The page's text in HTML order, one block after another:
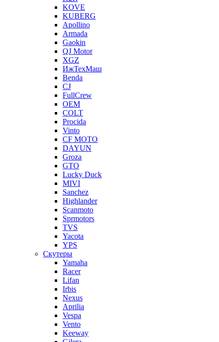
KOVE
KUBERG
Apollino
Armada
Gaokin
QJ Motor
XGZ
ИжТехМаш
Benda
CJ
FullCrew
OEM
COLT
Procida
Vinto
CF MOTO
DAYUN
Groza
GTO
Lucky Duck
MIVI
Sanchez
Highlander
Scanmoto
Sprmotors
TVS
Yacota
YPS
Скутеры
Yamaha
Racer
Lifan
Irbis
Nexus
Aprilia
Vespa
Vento
Keeway